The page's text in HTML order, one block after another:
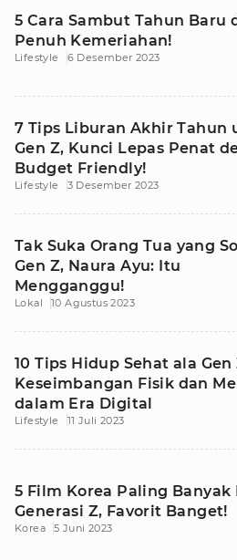
5 Cara Sambut Tahun Baru
Penuh Kemeriahan!
Lifestyle 6 Desember 2023
7 Tips Liburan Akhir Tahun
Gen Z, Kunci Lepas Penat
Budget Friendly!
Lifestyle 3 Desember 2023
Tak Suka Orang Tua yang
Gen Z, Naura Ayu: Itu
Mengganggu!
Lokal 10 Agustus 2023
10 Tips Hidup Sehat ala Gen
Keseimbangan Fisik dan
dalam Era Digital
Lifestyle 11 Juli 2023
5 Film Korea Paling Banyak
Generasi Z, Favorit Banget!
Korea 5 Juni 2023